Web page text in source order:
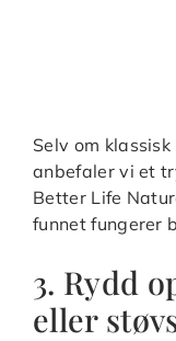
Selv om
anbefaler vi et
Better Life
funnet fungerer
3. Rydd
eller